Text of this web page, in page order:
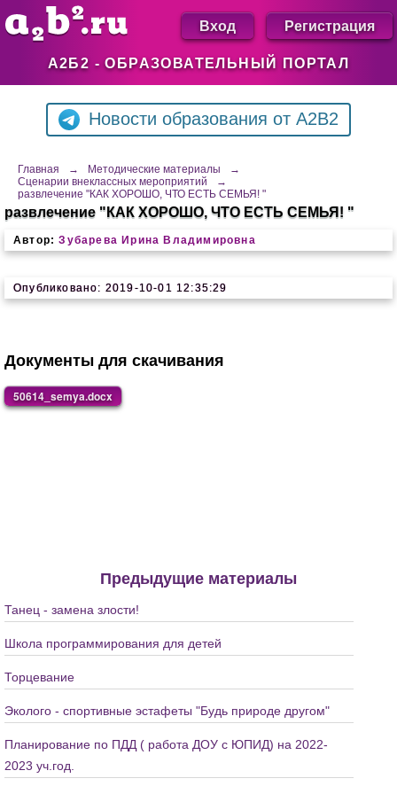
А2Б2 - ОБРАЗОВАТЕЛЬНЫЙ ПОРТАЛ
Вход Регистрация
Новости образования от A2B2
Главная → Методические материалы
→
Сценарии внеклассных мероприятий
→
развлечение "КАК ХОРОШО, ЧТО ЕСТЬ СЕМЬЯ! "
развлечение "КАК ХОРОШО, ЧТО ЕСТЬ СЕМЬЯ! "
Автор: Зубарева Ирина Владимировна
Опубликовано: 2019-10-01 12:35:29
Документы для скачивания
50614_semya.docx
Предыдущие материалы
Танец - замена злости!
Школа программирования для детей
Торцевание
Эколого - спортивные эстафеты "Будь природе другом"
Планирование по ПДД ( работа ДОУ с ЮПИД) на 2022-
2023 уч.год.